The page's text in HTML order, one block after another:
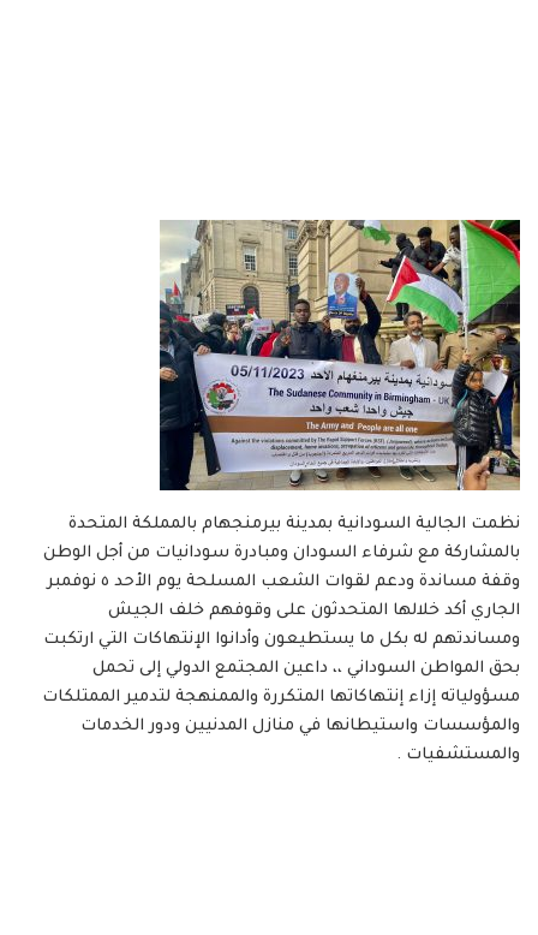
نظمت الجالية السودانية بمدينة بيرمنجهام بالمملكة المتحدة
بالمشاركة مع شرفاء السودان ومبادرة سودانيات من أجل الوطن
وقفة مساندة ودعم لقوات الشعب المسلحة يوم الأحد ٥ نوفمبر
الجاري أكد خلالها المتحدثون على وقوفهم خلف الجيش
ومساندتهم له بكل ما يستطيعون وأدانوا الإنتهاكات التي ارتكبت
بحق المواطن السوداني ،، داعين المجتمع الدولي إلى تحمل
مسؤولياته إزاء إنتهاكاتها المتكررة والممنهجة لتدمير الممتلكات
والمؤسسات واستيطانها في منازل المدنيين ودور الخدمات
والمستشفيات .